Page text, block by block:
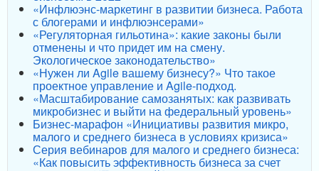
«Инфлюэнс-маркетинг в развитии бизнеса. Работа
с блогерами и инфлюэнсерами»
«Регуляторная гильотина»: какие законы были
отменены и что придет им на смену.
Экологическое законодательство»
«Нужен ли Agile вашему бизнесу?» Что такое
проектное управление и Agile-подход.
«Масштабирование самозанятых: как развивать
микробизнес и выйти на федеральный уровень»
Бизнес-марафон «Инициативы развития микро,
малого и среднего бизнеса в условиях кризиса»
Серия вебинаров для малого и среднего бизнеса:
«Как повысить эффективность бизнеса за счет